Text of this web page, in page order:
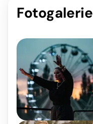
Fotogalerie